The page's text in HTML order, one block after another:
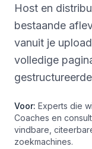
Host en
bestaande
vanuit je
volledige
Voor: Experts die
Coaches en
vindbare,
zoekmachines.